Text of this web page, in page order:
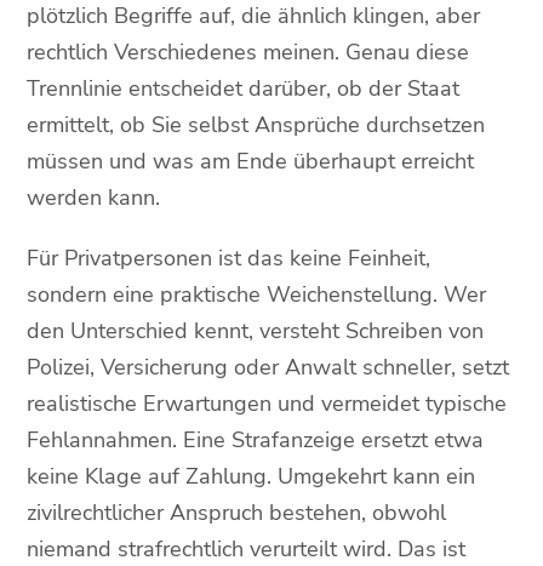
plötzlich Begriffe auf, die ähnlich klingen, aber
rechtlich Verschiedenes meinen. Genau diese
Trennlinie entscheidet darüber, ob der Staat
ermittelt, ob Sie selbst Ansprüche durchsetzen
müssen und was am Ende überhaupt erreicht
werden kann.
Für Privatpersonen ist das keine Feinheit,
sondern eine praktische Weichenstellung. Wer
den Unterschied kennt, versteht Schreiben von
Polizei, Versicherung oder Anwalt schneller, setzt
realistische Erwartungen und vermeidet typische
Fehlannahmen. Eine Strafanzeige ersetzt etwa
keine Klage auf Zahlung. Umgekehrt kann ein
zivilrechtlicher Anspruch bestehen, obwohl
niemand strafrechtlich verurteilt wird. Das ist